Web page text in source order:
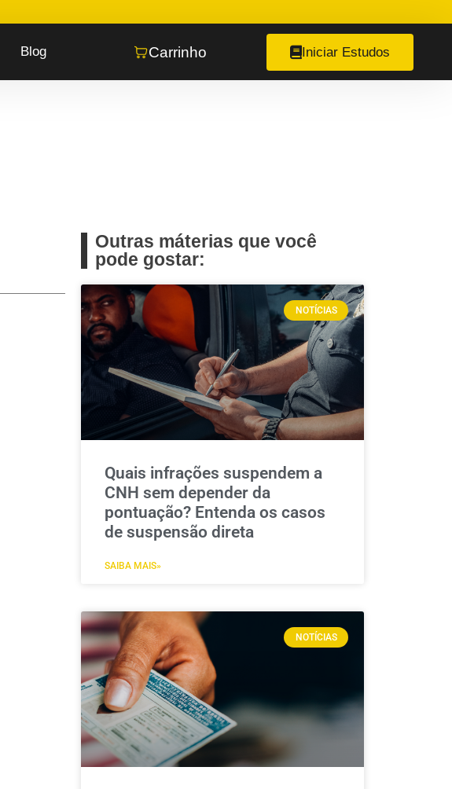
Blog Carrinho Iniciar Estudos
Outras máterias que você
pode gostar:
NOTÍCIAS
Quais infrações suspendem a
CNH sem depender da
pontuação? Entenda os casos
de suspensão direta
SAIBA MAIS»
NOTÍCIAS